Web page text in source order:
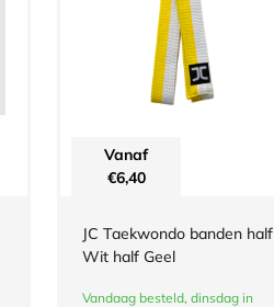
Vanaf
€6,40
JC Taekwondo banden half
Wit half Geel
Vandaag besteld, dinsdag in